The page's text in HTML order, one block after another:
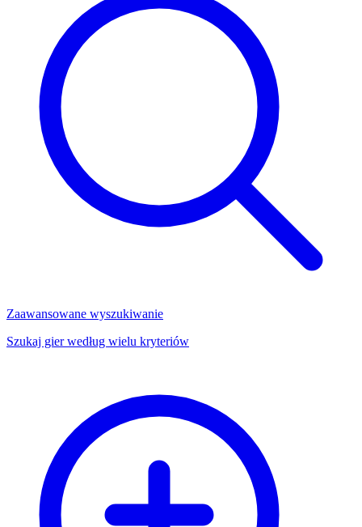
Zaawansowane wyszukiwanie
Szukaj gier według wielu kryteriów